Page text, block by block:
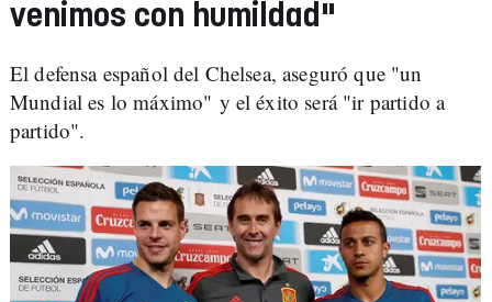
venimos con humildad"
El defensa español del Chelsea, aseguró que "un
Mundial es lo máximo" y el éxito será "ir partido a
partido".